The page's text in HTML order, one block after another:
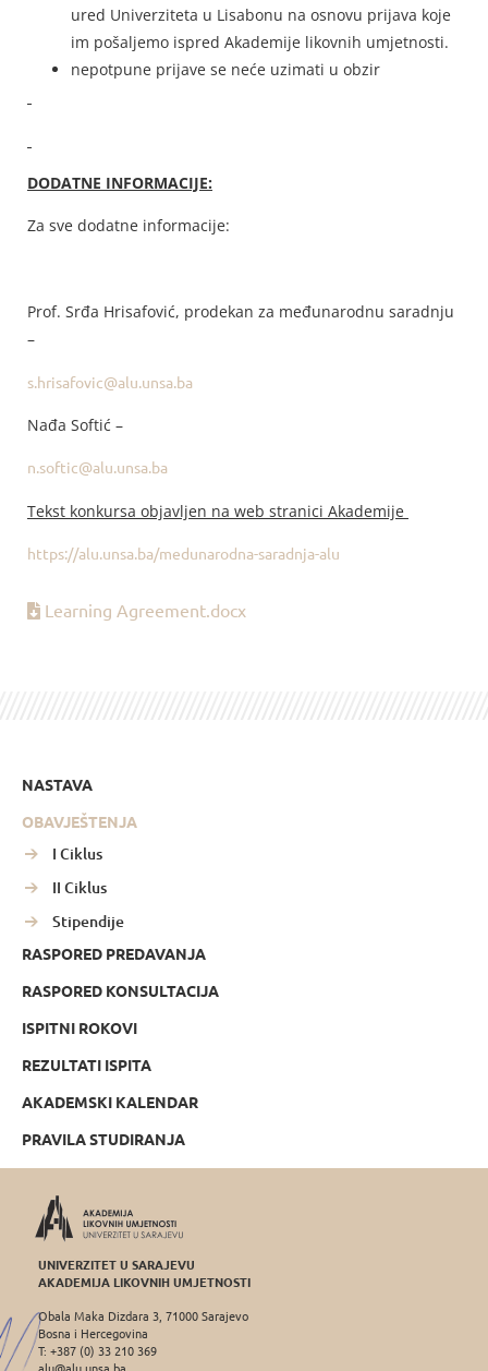
ured Univerziteta u Lisabonu na osnovu prijava koje
im pošaljemo ispred Akademije likovnih umjetnosti.
nepotpune prijave se neće uzimati u obzir
DODATNE INFORMACIJE:
Za sve dodatne informacije:
Prof. Srđa Hrisafović, prodekan za međunarodnu saradnju
–
s.hrisafovic@alu.unsa.ba
Nađa Softić –
n.softic@alu.unsa.ba
Tekst konkursa objavljen na web stranici Akademije
https://alu.unsa.ba/medunarodna-saradnja-alu
Learning Agreement.docx
NASTAVA
OBAVJEŠTENJA
I Ciklus
II Ciklus
Stipendije
RASPORED PREDAVANJA
RASPORED KONSULTACIJA
ISPITNI ROKOVI
REZULTATI ISPITA
AKADEMSKI KALENDAR
PRAVILA STUDIRANJA
UNIVERZITET U SARAJEVU
AKADEMIJA LIKOVNIH UMJETNOSTI
Obala Maka Dizdara 3, 71000 Sarajevo
Bosna i Hercegovina
T: +387 (0) 33 210 369
alu@alu.unsa.ba